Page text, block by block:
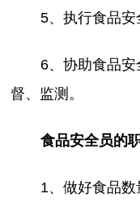
5、执行食品安
6、协助食品
督、监测。
食品安全员的
1、做好食品数